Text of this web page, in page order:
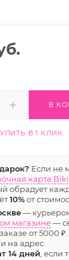
В
В 1 КЛИК
Если не
карта
обрадует
10%от
—
магазине—
от 5000
на адрес.
14 дней , если